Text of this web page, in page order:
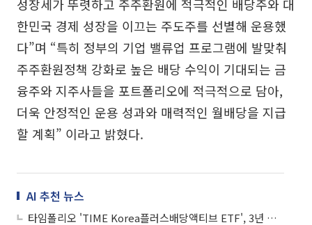
성장세가 뚜렷하고 주주환원에 적극적인 배당주와 대
한민국 경제 성장을 이끄는 주도주를 선별해 운용했
다”며 “특히 정부의 기업 밸류업 프로그램에 발맞춰
주주환원정책 강화로 높은 배당 수익이 기대되는 금
융주와 지주사들을 포트폴리오에 적극적으로 담아,
더욱 안정적인 운용 성과와 매력적인 월배당을 지급
할 계획” 이라고 밝혔다.
AI 추천 뉴스
타임폴리오 'TIME Korea플러스배당액티브 ETF', 3년 연속 특별배당 실시